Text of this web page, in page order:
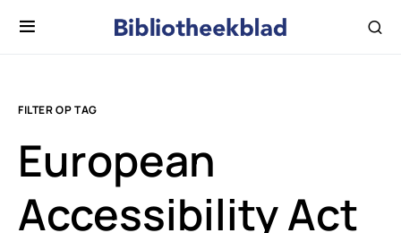
FILTER OP TAG
European
Accessibility Act